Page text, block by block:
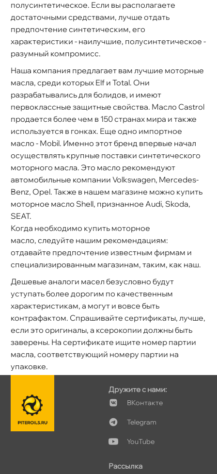
полусинтетическое. Если вы располагаете
достаточными средствами, лучше отдать
предпочтение синтетическим, его
характеристики - наилучшие, полусинтетическое -
разумный компромисс.
Наша компания предлагает вам лучшие моторные
масла, среди которых Elf и Total. Они
разрабатывались для болидов, и имеют
первоклассные защитные свойства. Масло Castrol
продается более чем в 150 странах мира и также
используется в гонках. Еще одно импортное
масло - Мobil. Именно этот бренд впервые начал
осуществлять крупные поставки синтетического
моторного масла. Это масло рекомендуют
автомобильные компании Volkswagen, Mercedes-
Benz, Opel. Также в нашем магазине можно купить
моторное масло Shell, признанное Audi, Skoda,
SEAT.
Когда необходимо купить моторное
масло, следуйте нашим рекомендациям:
отдавайте предпочтение известным фирмам и
специализированным магазинам, таким, как наш.
Дешевые аналоги масел безусловно будут
уступать более дорогим по качественным
характеристикам, а могут и вовсе быть
контрафактом. Спрашивайте сертификаты, лучше,
если это оригиналы, а ксерокопии должны быть
заверены. На сертификате ищите номер партии
масла, соответствующий номеру партии на
упаковке.
Дружите с нами:
Контакте
Telegram
YouTube
Рассылка